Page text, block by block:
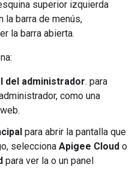
superior izquierda
la barra de menús,
la barra abierta.
del administrador. para
como una
para abrir la pantalla que
selecciona Apigee Cloud o
para ver la o un panel